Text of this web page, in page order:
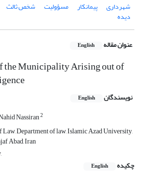
شهرداری
پیمانکار مسؤولیت شخص ثالث
دیده
عنوان مقاله English
Municipality Arising out of
نویسندگان English
Nassiran2
Law, Department of law, Islamic Azad University,
Abad, Iran
چکیده
English